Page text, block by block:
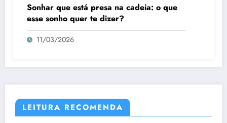
Sonhar que está presa na cadeia: o que
esse sonho quer te dizer?
11/03/2026
LEITURA RECOMENDA